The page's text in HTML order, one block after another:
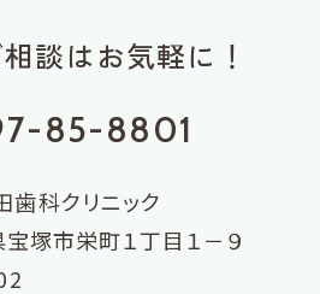
談はお気軽に！
85-8801
科クリニック
塚市栄町１丁目１－９